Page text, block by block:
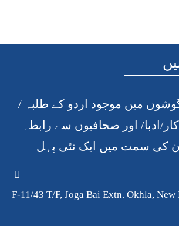
میں موجود اردو کے طلبہ /
ادبا/ اور صحافیوں سے رابطہ
کی سمت میں ایک نئی پہل
F-11/43 T/F, Joga Bai Extn. Okhla,